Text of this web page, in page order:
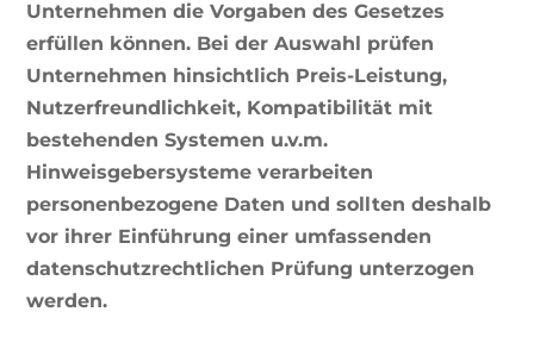
Unternehmen die Vorgaben des Gesetzes
erfüllen können. Bei der Auswahl prüfen
Unternehmen hinsichtlich Preis-Leistung,
Nutzerfreundlichkeit, Kompatibilität mit
bestehenden Systemen u.v.m.
Hinweisgebersysteme verarbeiten
personenbezogene Daten und sollten deshalb
vor ihrer Einführung einer umfassenden
datenschutzrechtlichen Prüfung unterzogen
werden.